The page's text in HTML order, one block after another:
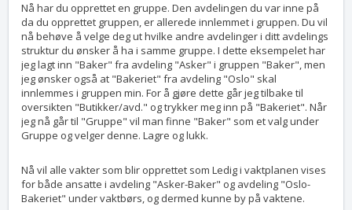
Nå har du opprettet en gruppe. Den avdelingen du var inne på
da du opprettet gruppen, er allerede innlemmet i gruppen. Du vil
nå behøve å velge deg ut hvilke andre avdelinger i ditt avdelings
struktur du ønsker å ha i samme gruppe. I dette eksempelet har
jeg lagt inn "Baker" fra avdeling "Asker" i gruppen "Baker", men
jeg ønsker også at "Bakeriet" fra avdeling "Oslo" skal
innlemmes i gruppen min. For å gjøre dette går jeg tilbake til
oversikten "Butikker/avd." og trykker meg inn på "Bakeriet". Når
jeg nå går til "Gruppe" vil man finne "Baker" som et valg under
Gruppe og velger denne. Lagre og lukk.
Nå vil alle vakter som blir opprettet som Ledig i vaktplanen vises
for både ansatte i avdeling "Asker-Baker" og avdeling "Oslo-
Bakeriet" under vaktbørs, og dermed kunne by på vaktene.